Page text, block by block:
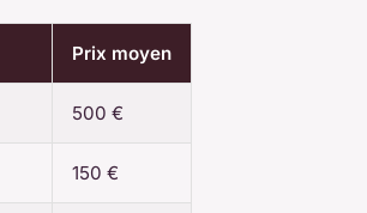
Prix moyen
500 €
150 €